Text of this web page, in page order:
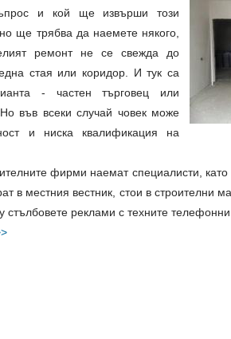
и кой ще извърши този
ще трябва да наемете някого,
ремонт не се свежда до
стая или коридор. И тук са
- частен търговец или
във всеки случай човек може
и ниска квалификация на
фирми наемат специалисти,
в местния вестник, стои в строителни
стълбовете реклами с техните